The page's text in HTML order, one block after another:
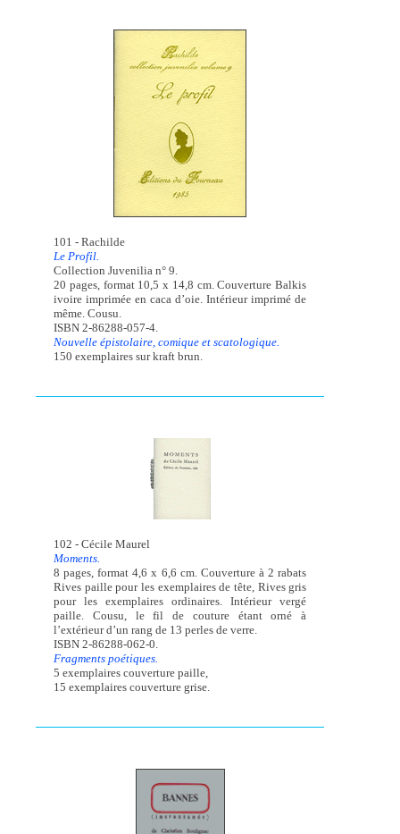
101 - Rachilde
Le Profil.
Collection Juvenilia n° 9.
20 pages, format 10,5 x 14,8 cm. Couverture Balkis
ivoire imprimée en caca d’oie. Intérieur imprimé de
même. Cousu.
ISBN 2-86288-057-4.
Nouvelle épistolaire, comique et scatologique.
150 exemplaires sur kraft brun.
102 - Cécile Maurel
Moments.
8 pages, format 4,6 x 6,6 cm. Couverture à 2 rabats
Rives paille pour les exemplaires de tête, Rives gris
pour les exemplaires ordinaires. Intérieur vergé
paille. Cousu, le fil de couture étant orné à
l’extérieur d’un rang de 13 perles de verre.
ISBN 2-86288-062-0.
Fragments poétiques.
5 exemplaires couverture paille,
15 exemplaires couverture grise.